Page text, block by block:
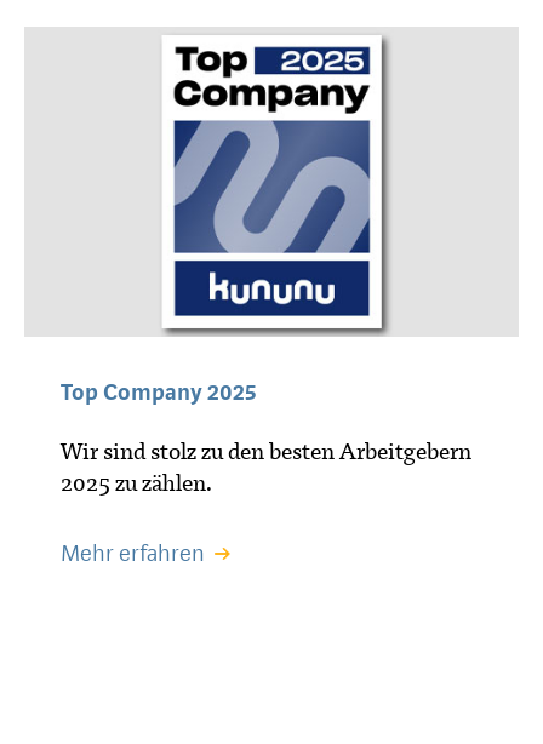
Jetzt bewerben
Top Company 2025
Wir sind stolz zu den besten Arbeitgebern
2025 zu zählen.
Mehr erfahren